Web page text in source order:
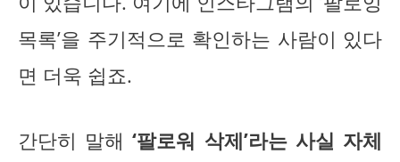
목록’을 주기적으로 확인하는 사람이 있다
면 더욱 쉽죠.
간단히 말해‘팔로워 삭제’라는 사실 자체